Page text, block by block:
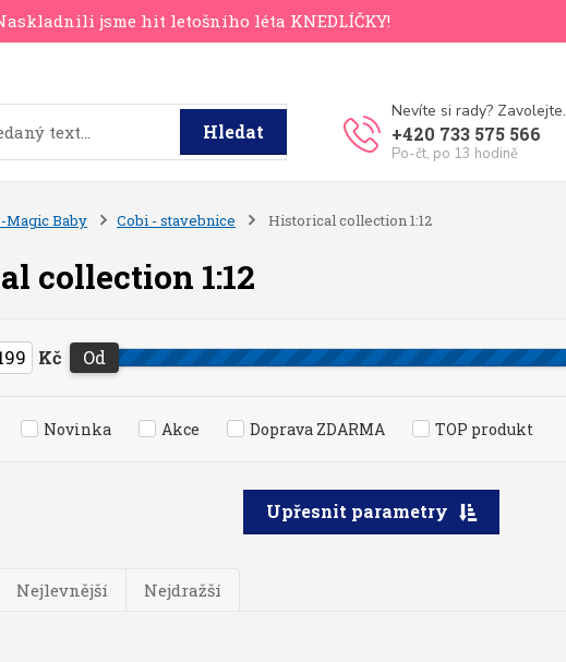
jsme hit letošního léta KNEDLÍČKY!
Hledat
Nevíte si rady? Zavolejte.
+420 733 575 566
Po-čt, po 13 hodině
Magic Baby Cobi - stavebnice Historical collection 1:12
collection 1:12
Upřesnit parametry
Kč Od
Novinka Akce Doprava ZDARMA TOP produkt
Nejlevnější Nejdražší